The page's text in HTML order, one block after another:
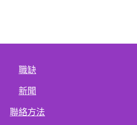
職缺
新聞
聯絡方法